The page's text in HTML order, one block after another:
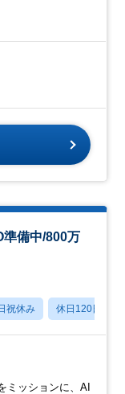
準備中/800万
祝休み 休日120日以上
ミッションに、AI